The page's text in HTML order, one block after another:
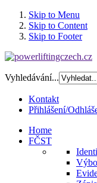
Skip to Menu
Skip to Content
Skip to Footer
Vyhledávání...
Kontakt
Přihlášení/
Home
FČST